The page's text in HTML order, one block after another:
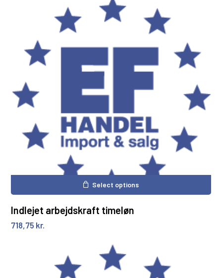
Ingen varer i kurven.
Select options
Indlejet arbejdskraft timeløn
718,75 kr.